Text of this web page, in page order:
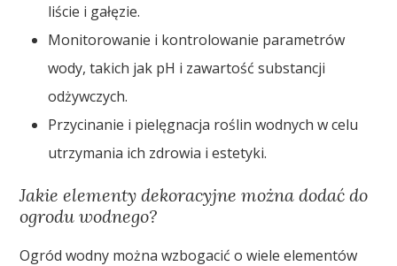
liście i gałęzie.
Monitorowanie i kontrolowanie parametrów
wody, takich jak pH i zawartość substancji
odżywczych.
Przycinanie i pielęgnacja roślin wodnych w celu
utrzymania ich zdrowia i estetyki.
Jakie elementy dekoracyjne można dodać do
ogrodu wodnego?
Ogród wodny można wzbogacić o wiele elementów